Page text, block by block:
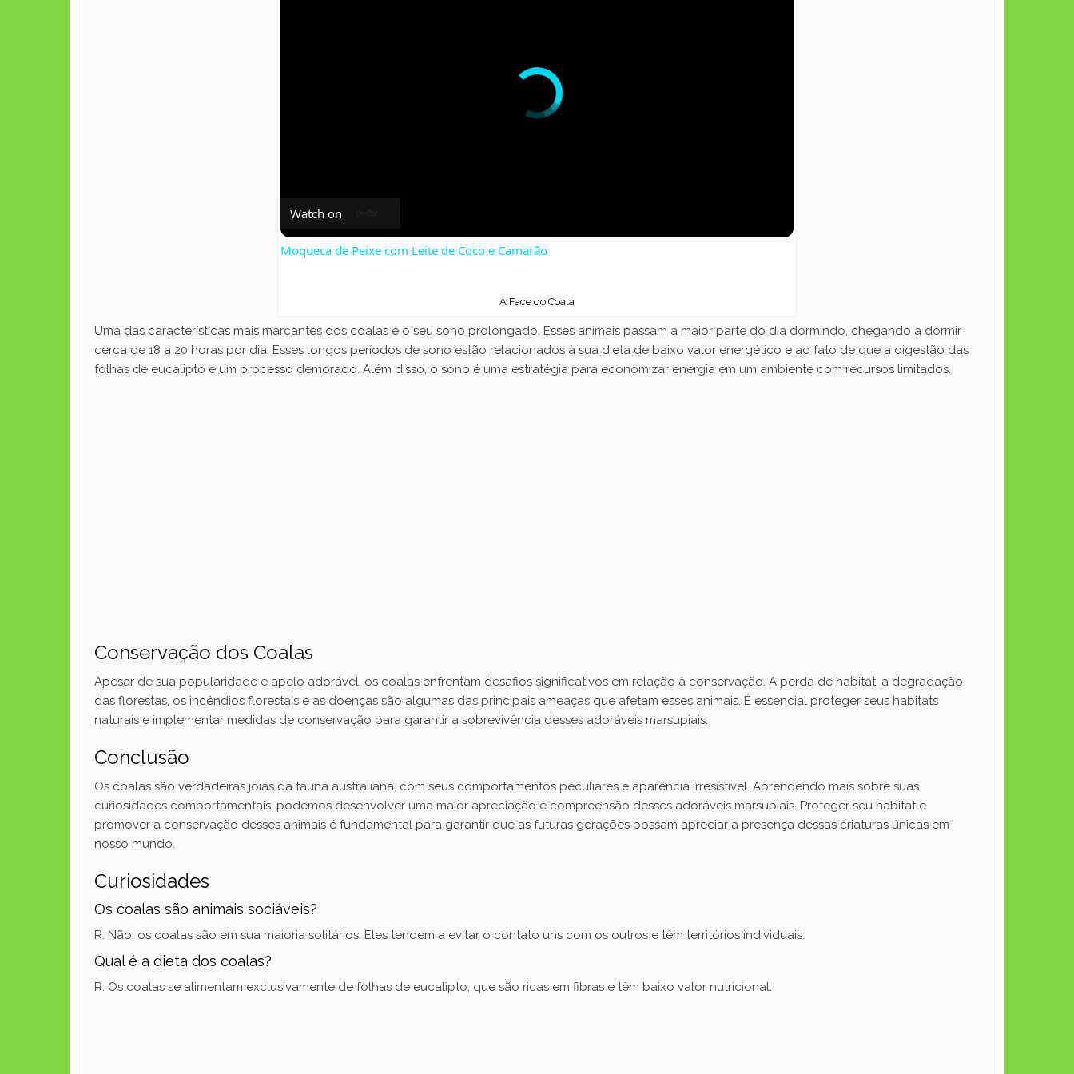
Watch on
Moqueca de Peixe com Leite de Coco e Camarão
A Face do Coala
Uma das características mais marcantes dos coalas é o seu sono prolongado. Esses animais passam a maior parte do dia dormindo, chegando a dormir
cerca de 18 a 20 horas por dia. Esses longos períodos de sono estão relacionados à sua dieta de baixo valor energético e ao fato de que a digestão das
folhas de eucalipto é um processo demorado. Além disso, o sono é uma estratégia para economizar energia em um ambiente com recursos limitados.
Conservação dos Coalas
Apesar de sua popularidade e apelo adorável, os coalas enfrentam desafios significativos em relação à conservação. A perda de habitat, a degradação
das florestas, os incêndios florestais e as doenças são algumas das principais ameaças que afetam esses animais. É essencial proteger seus habitats
naturais e implementar medidas de conservação para garantir a sobrevivência desses adoráveis marsupiais.
Conclusão
Os coalas são verdadeiras joias da fauna australiana, com seus comportamentos peculiares e aparência irresistível. Aprendendo mais sobre suas
curiosidades comportamentais, podemos desenvolver uma maior apreciação e compreensão desses adoráveis marsupiais. Proteger seu habitat e
promover a conservação desses animais é fundamental para garantir que as futuras gerações possam apreciar a presença dessas criaturas únicas em
nosso mundo.
Curiosidades
Os coalas são animais sociáveis?
R: Não, os coalas são em sua maioria solitários. Eles tendem a evitar o contato uns com os outros e têm territórios individuais.
Qual é a dieta dos coalas?
R: Os coalas se alimentam exclusivamente de folhas de eucalipto, que são ricas em fibras e têm baixo valor nutricional.